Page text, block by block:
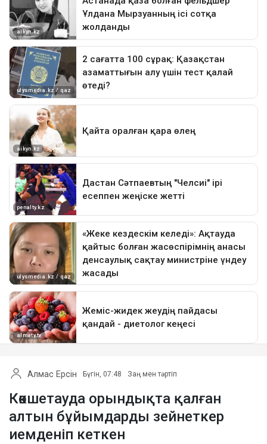
Алмас Ерсін Бүгін, 07:48 Заң мен тәртіп
Көкшетауда орындықта қалған
алтын бұйымдарды зейнеткер
иемденіп кеткен